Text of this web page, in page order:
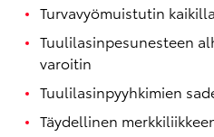
Turvavyömuistutin
Tuulilasinpesunesteen
varoitin
Tuulilasinpyyhkimien
Täydellinen